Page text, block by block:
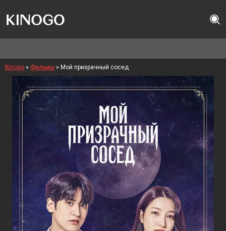
Kinogo » Фильмы » Мой призрачный сосед